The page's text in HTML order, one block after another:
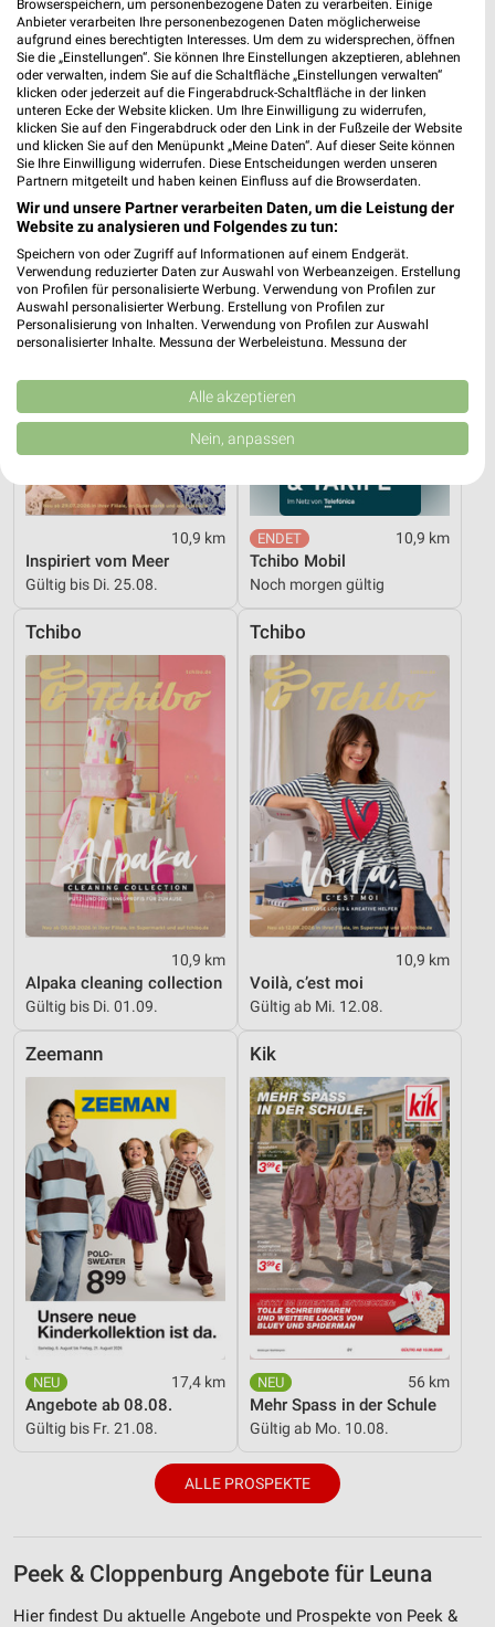
4,5 km
Milchzahn-Woche
Gültig bis Do. 01.10.
10,9 km
Einfach draußen kochen
Gültig bis Di. 18.08.
Tchibo
10,9 km
Inspiriert vom Meer
Gültig bis Di. 25.08.
Tchibo
10,9 km
Tchibo Mobil
Noch morgen gültig
Tchibo
10,9 km
Alpaka cleaning collection
Gültig bis Di. 01.09.
Tchibo
10,9 km
Voilà, c’est moi
Gültig ab Mi. 12.08.
Zeemann
17,4 km
Angebote ab 08.08.
Gültig bis Fr. 21.08.
Kik
56 km
Mehr Spass in der Schule
Gültig ab Mo. 10.08.
ALLE PROSPEKTE
Peek & Cloppenburg Angebote für Leuna
Hier findest Du aktuelle Angebote und Prospekte von Peek &
Browserspeichern, um personenbezogene Daten zu verarbeiten. Einige
Anbieter verarbeiten Ihre personenbezogenen Daten möglicherweise
aufgrund eines berechtigten Interesses. Um dem zu widersprechen, öffnen
Sie die „Einstellungen“. Sie können Ihre Einstellungen akzeptieren, ablehnen
oder verwalten, indem Sie auf die Schaltfläche „Einstellungen verwalten“
klicken oder jederzeit auf die Fingerabdruck-Schaltfläche in der linken
unteren Ecke der Website klicken. Um Ihre Einwilligung zu widerrufen,
klicken Sie auf den Fingerabdruck oder den Link in der Fußzeile der Website
und klicken Sie auf den Menüpunkt „Meine Daten“. Auf dieser Seite können
Sie Ihre Einwilligung widerrufen. Diese Entscheidungen werden unseren
Partnern mitgeteilt und haben keinen Einfluss auf die Browserdaten.
Wir und unsere Partner verarbeiten Daten, um die Leistung der
Website zu analysieren und Folgendes zu tun:
Speichern von oder Zugriff auf Informationen auf einem Endgerät.
Verwendung reduzierter Daten zur Auswahl von Werbeanzeigen. Erstellung
von Profilen für personalisierte Werbung. Verwendung von Profilen zur
Auswahl personalisierter Werbung. Erstellung von Profilen zur
Personalisierung von Inhalten. Verwendung von Profilen zur Auswahl
personalisierter Inhalte. Messung der Werbeleistung. Messung der
Kombinationen von Daten aus verschiedenen Quellen. Entwicklung und
Verbesserung der Angebote. Verwendung reduzierter Daten zur Auswahl
von Inhalten.
Daten können außerhalb der Europäischen Union weitergegeben und in die
USA gesendet werden.
Website/App.
Partnerliste anzeigen (1 IAB-Anbieter)
Wir nutzen Ihre Daten für folgende Zwecke:
IAB-Verarbeitungszwecke:
auf einem Endgerät
Verwendung reduzierter Daten zur Auswahl von
Werbeanzeigen
Erstellung von Profilen für personalisierte
Werbung
Verwendung von Profilen zur Auswahl
personalisierter Werbung
Erstellung von Profilen zur Personalisierung
von Inhalten
Verwendung von Profilen zur Auswahl
Messung der Werbeleistung
Analyse von Zielgruppen durch Statistiken oder
Kombinationen von Daten aus verschiedenen
Quellen
Entwicklung und Verbesserung der Angebote
Verwendung reduzierter Daten zur Auswahl von
Inhalten
IAB-Besonderheiten:
Verwendung genauer Standortdaten
Geräte anhand von aktiv angeforderten
Nicht-IAB-Verarbeitungszwecke:
Notwendig
Werbung
Alle akzeptieren
Nein, anpassen